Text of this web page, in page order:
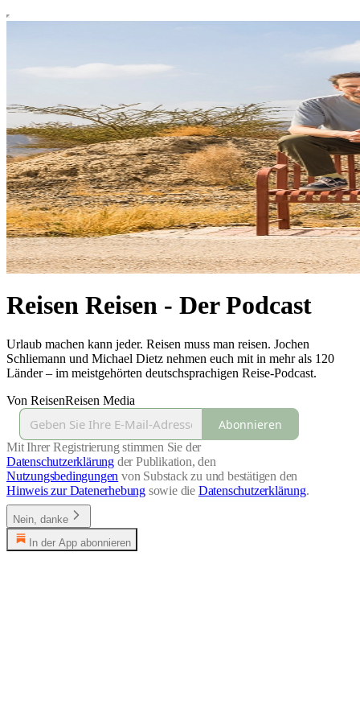
Reisen Reisen - Der Podcast
Urlaub machen kann jeder. Reisen muss man reisen. Jochen
Schliemann und Michael Dietz nehmen euch mit in mehr als 120
Länder – im meistgehörten deutschsprachigen Reise-Podcast.
Von ReisenReisen Media
Abonnieren
Mit Ihrer Registrierung stimmen Sie der
Datenschutzerklärung der Publikation, den
Nutzungsbedingungen von Substack zu und bestätigen den
Hinweis zur Datenerhebung sowie die Datenschutzerklärung.
Nein, danke
In der App abonnieren